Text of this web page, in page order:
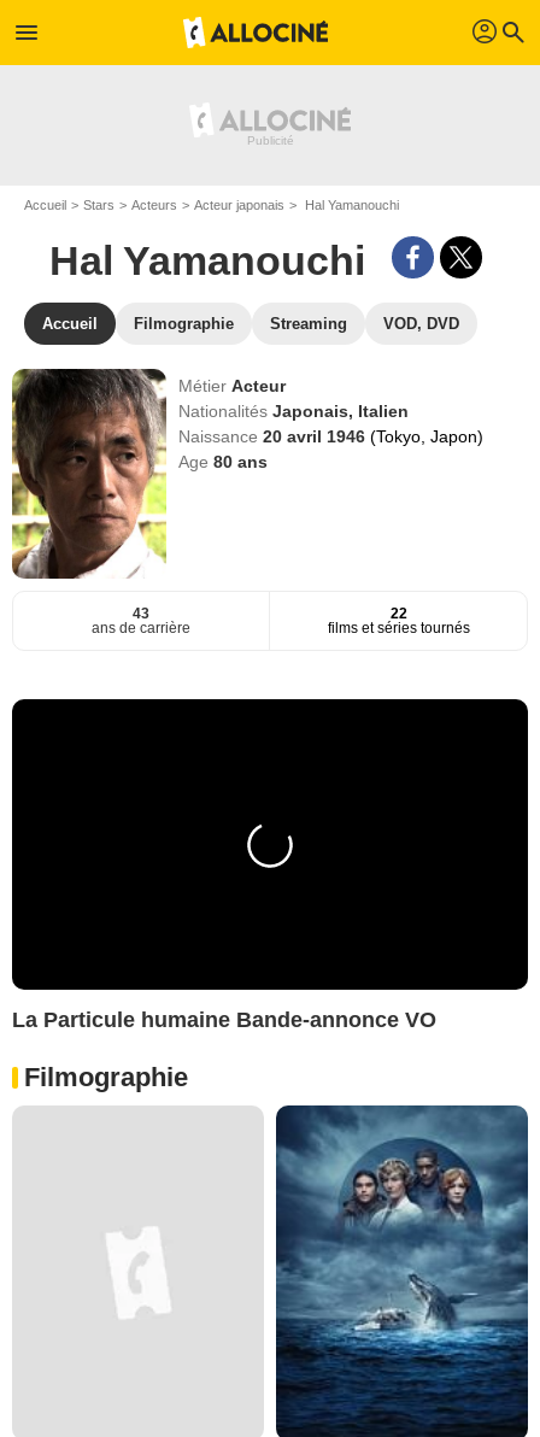
menu profil search
Accueil Stars Acteurs Acteur japonais Hal Yamanouchi
Hal Yamanouchi
Accueil Filmographie Streaming VOD, DVD
MétierActeur
NationalitésJaponais, Italien
Naissance20 avril 1946(Tokyo, Japon)
Age80 ans
43
ans de carrière
22
films et séries tournés
La Particule humaine Bande-annonce VO
Filmographie